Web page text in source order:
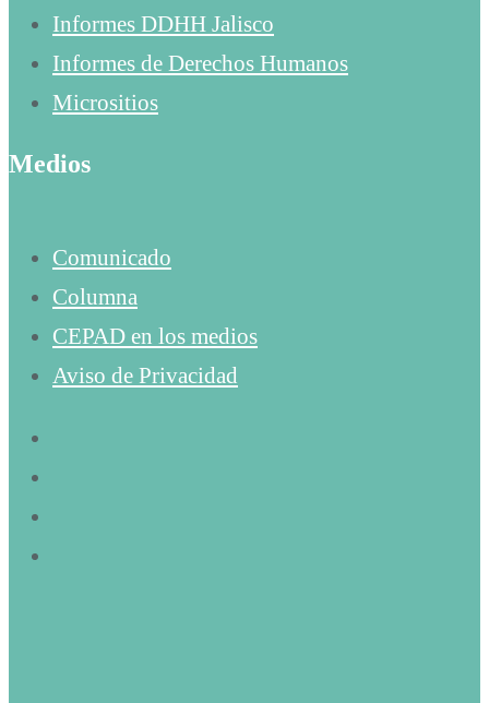
Informes DDHH Jalisco
Informes de Derechos Humanos
Micrositios
Medios
Comunicado
Columna
CEPAD en los medios
Aviso de Privacidad